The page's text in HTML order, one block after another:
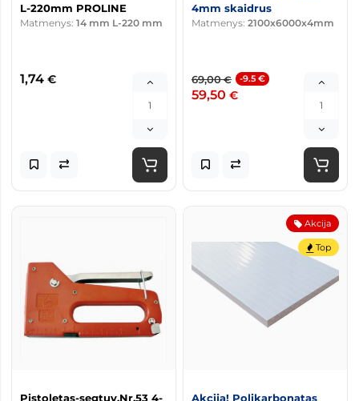
L-220mm PROLINE
Matmenys: 14 mm L-220 mm
1,74 €
4mm skaidrus
Matmenys: 2100x6000x4mm
69,00€ -9.5 €
59,50 €
Pistoletas-segtuv.Nr.53 4-
Akcija
Top
Akcija! Polikarbonatas